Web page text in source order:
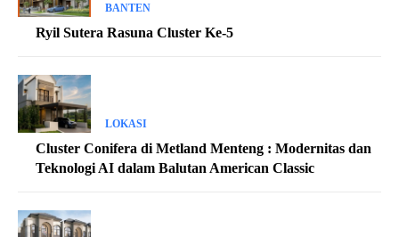
BANTEN
Ryil Sutera Rasuna Cluster Ke-5
LOKASI
Cluster Conifera di Metland Menteng : Modernitas dan
Teknologi AI dalam Balutan American Classic